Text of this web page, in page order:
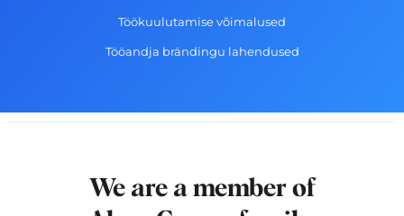
Töökuulutamise võimalused
Tööandja brändingu lahendused
We are a member of